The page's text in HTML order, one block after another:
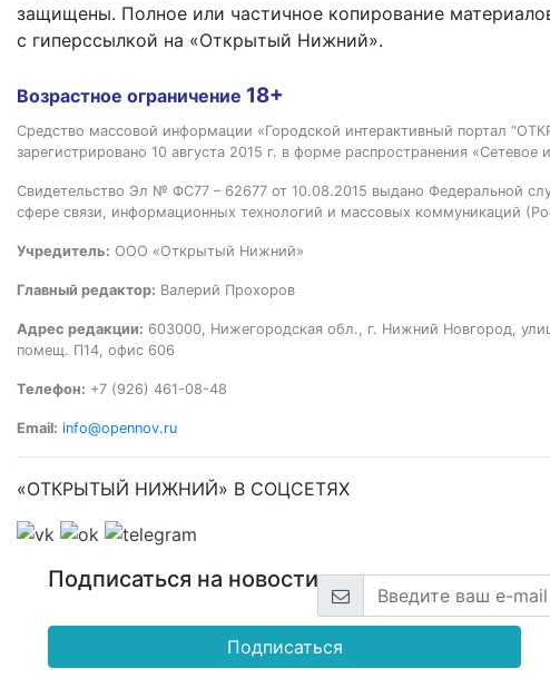
защищены. Полное или частичное копирование
с гиперссылкой на «Открытый Нижний».
Возрастное ограничение 18+
Средство массовой информации «Городской интерактивный портал
зарегистрировано 10 августа 2015 г. в форме распространения «Сетевое
Свидетельство Эл № ФС77 – 62677 от 10.08.2015 выдано Федеральной
сфере связи, информационных технологий и массовых коммуникаций
Учредитель: ООО «Открытый Нижний»
Главный редактор: Валерий Прохоров
Адрес редакции: 603000, Нижегородская обл., г. Нижний Новгород,
помещ. П14, офис 606
Телефон: +7 (926) 461-08-48
Email: info@opennov.ru
«ОТКРЫТЫЙ НИЖНИЙ» В СОЦСЕТЯХ
Подписаться на новости
Подписаться